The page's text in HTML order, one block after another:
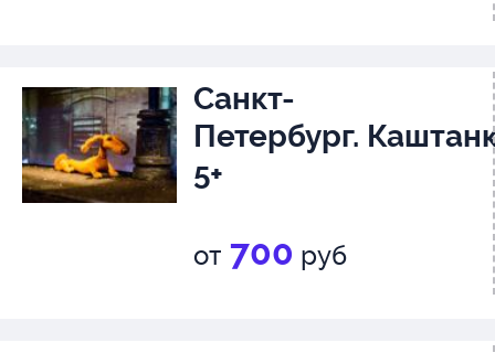
Санкт-
Петербург.
5+
от 700 руб